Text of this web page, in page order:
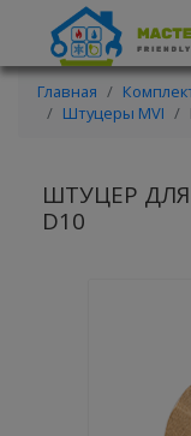
Главная
Штуцеры MVI
ШТУЦЕР ДЛЯ
D10